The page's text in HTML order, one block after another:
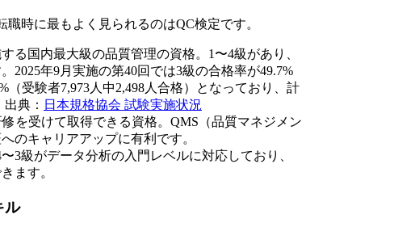
時に最もよく見られるのはQC検定です。
る国内最大級の品質管理の資格。1〜4級があり、
2025年9月実施の第40回では3級の合格率が49.7%
（受験者7,973人中2,498人合格）となっており、計
典： 日本規格協会 試験実施状況
を受けて取得できる資格。QMS（品質マネジメン
のキャリアアップに有利です。
3級がデータ分析の入門レベルに対応しており、
ます。
ル